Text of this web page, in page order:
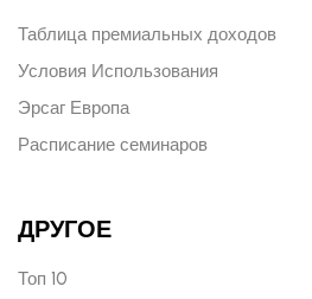
Таблица премиальных доходов
Условия Использования
Эрсаг Европа
Расписание семинаров
ДРУГОЕ
Топ 10